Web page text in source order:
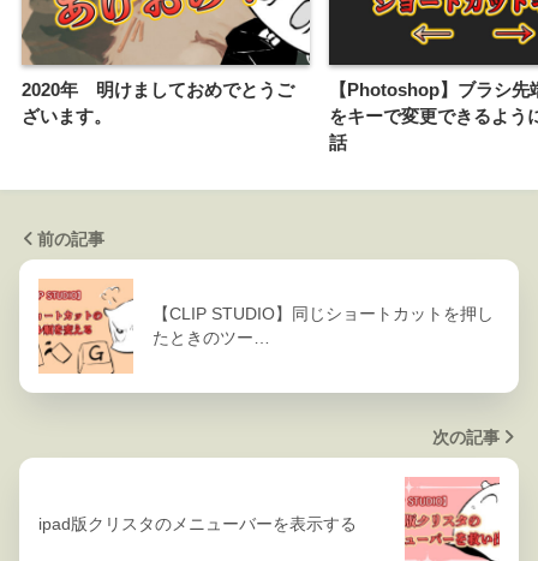
2020年 明けましておめでとうご
ざいます。
【Photoshop】ブラシ先
をキーで変更できるよう
話
前の記事
【CLIP STUDIO】同じショートカットを押し
たときのツー…
次の記事
ipad版クリスタのメニューバーを表示する